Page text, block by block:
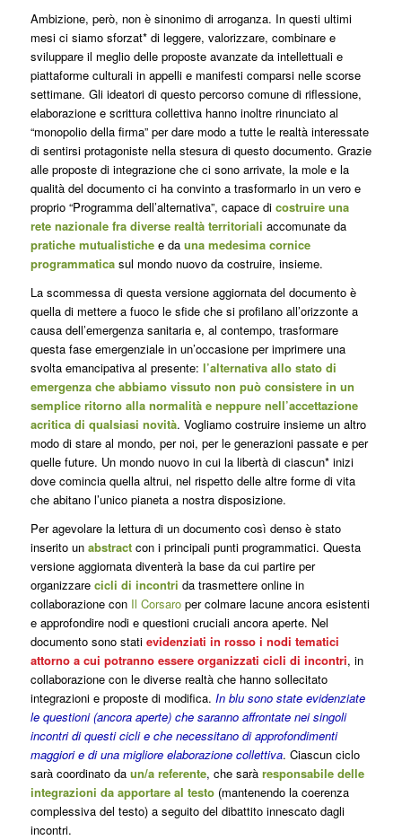
Ambizione, però, non è sinonimo di arroganza. In questi ultimi
mesi ci siamo sforzat* di leggere, valorizzare, combinare e
sviluppare il meglio delle proposte avanzate da intellettuali e
piattaforme culturali in appelli e manifesti comparsi nelle scorse
settimane. Gli ideatori di questo percorso comune di riflessione,
elaborazione e scrittura collettiva hanno inoltre rinunciato al
“monopolio della firma” per dare modo a tutte le realtà interessate
di sentirsi protagoniste nella stesura di questo documento. Grazie
alle proposte di integrazione che ci sono arrivate, la mole e la
qualità del documento ci ha convinto a trasformarlo in un vero e
proprio “Programma dell’alternativa”, capace di costruire una
rete nazionale fra diverse realtà territoriali accomunate da
pratiche mutualistiche e da una medesima cornice
programmatica sul mondo nuovo da costruire, insieme.
La scommessa di questa versione aggiornata del documento è
quella di mettere a fuoco le sfide che si profilano all’orizzonte a
causa dell’emergenza sanitaria e, al contempo, trasformare
questa fase emergenziale in un’occasione per imprimere una
svolta emancipativa al presente: l’alternativa allo stato di
emergenza che abbiamo vissuto non può consistere in un
semplice ritorno alla normalità e neppure nell’accettazione
acritica di qualsiasi novità. Vogliamo costruire insieme un altro
modo di stare al mondo, per noi, per le generazioni passate e per
quelle future. Un mondo nuovo in cui la libertà di ciascun* inizi
dove cominciaquella altrui, nel rispetto delle altre forme di vita
che abitano l’unico pianeta a nostra disposizione.
Per agevolare la lettura di un documento così denso è stato
inserito un abstractcon i principali punti programmatici. Questa
versione aggiornata diventerà la base da cui partire per
organizzare cicli di incontri da trasmettere online in
collaborazione con Il Corsaroper colmare lacune ancora esistenti
e approfondire nodi e questioni cruciali ancora aperte. Nel
documento sono stati evidenziati in rosso i nodi tematici
attorno a cui potranno essere organizzati cicli di incontri, in
collaborazione con le diverse realtà che hanno sollecitato
integrazioni e proposte di modifica. In blusono state evidenziate
le questioni (ancora aperte) che saranno affrontate nei singoli
incontri di questi ciclie che necessitano di approfondimenti
maggiori e di una migliore elaborazione collettiva. Ciascun ciclo
sarà coordinato daun/a referente, che sarà responsabile delle
integrazioni da apportare al testo(mantenendo la coerenza
complessiva del testo) a seguito del dibattito innescato dagli
incontri.